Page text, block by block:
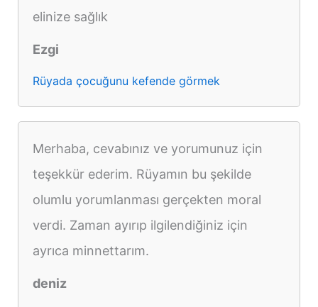
elinize sağlık
Ezgi
Rüyada çocuğunu kefende görmek
Merhaba, cevabınız ve yorumunuz için
teşekkür ederim. Rüyamın bu şekilde
olumlu yorumlanması gerçekten moral
verdi. Zaman ayırıp ilgilendiğiniz için
ayrıca minnettarım.
deniz